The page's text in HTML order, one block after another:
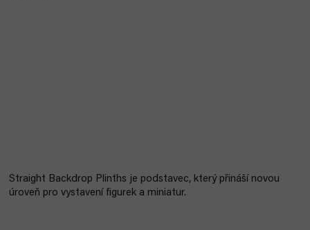
Straight Backdrop Plinths je podstavec, který přináší novou
úroveň pro vystavení figurek a miniatur.